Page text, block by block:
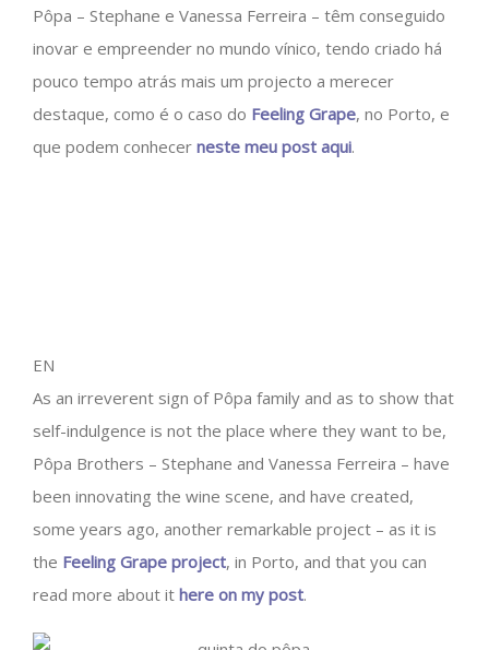
Pôpa – Stephane e Vanessa Ferreira – têm conseguido
inovar e empreender no mundo vínico, tendo criado há
pouco tempo atrás mais um projecto a merecer
destaque, como é o caso do Feeling Grape, no Porto, e
que podem conhecer neste meu post aqui.
EN
As an irreverent sign of Pôpa family and as to show that
self-indulgence is not the place where they want to be,
Pôpa Brothers – Stephane and Vanessa Ferreira – have
been innovating the wine scene, and have created,
some years ago, another remarkable project – as it is
the Feeling Grape project, in Porto, and that you can
read more about it here on my post.